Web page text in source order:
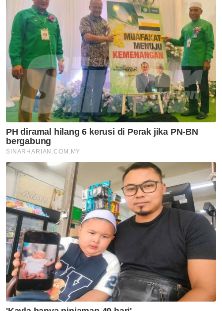
Utara
Pulau Pinang henti
pelaksanaan ANPR serta-
merta, semak semula perincian
- Kon Yeow
Utara
PH Pulau Pinang teruskan
kerjasama dengan BN, UMNO
Program Iltizam Huffaz buka
peluang pelajar tahfiz ceburi
bidang profesional
Utara
MBPP biayai pemeriksaan
bangunan warisan, elak insiden
runtuhan berulang